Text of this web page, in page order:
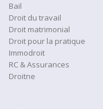
Bail
Droit du travail
Droit matrimonial
Droit pour la pratique
Immodroit
RC & Assurances
Droitne